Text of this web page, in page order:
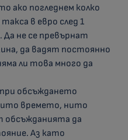
ако погледнем колко
в евро след 1
Да не се превърнат
да вадят постоянно
ли това много да
обсъждането
времето, нито
да
Аз като